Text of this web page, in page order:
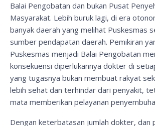
Balai Pengobatan dan bukan Pusat
Masyarakat. Lebih buruk lagi, di era
banyak daerah yang melihat Puskesmas
sumber pendapatan daerah. Pemikiran
Puskesmas menjadi Balai Pengobatan
konsekuensi diperlukannya dokter di
yang tugasnya bukan membuat rakyat
lebih sehat dan terhindar dari penyakit,
mata memberikan pelayanan
Dengan keterbatasan jumlah dokter, dan